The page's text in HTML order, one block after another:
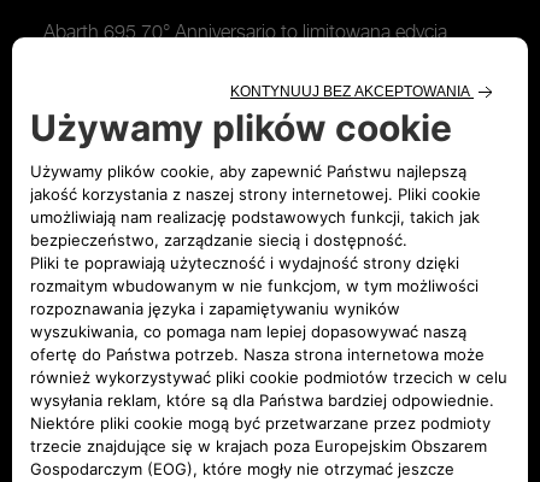
Abarth 695 70° Anniversario to limitowana edycja
urodziny marki. W standardowym wyposażeniu
samochodu znajdują się m.in.:
• 4-cylindrowy silnik 1.4 T-Jet o mocy 180 KM z
turbosprężarką Garrett i 5-biegową manualną skrzynią
biegów,
• sportowy układ Dual Mode Record Monza z
czterema rurami wydechowymi,
• regulowany, sportowy tylny spojler, który można
dopasować do stylu jazdy,
• komfortowe fotele Sabelt Tricolore z profilowanym
podparciem bocznym i środkową częścią wykonaną ze
skóry,